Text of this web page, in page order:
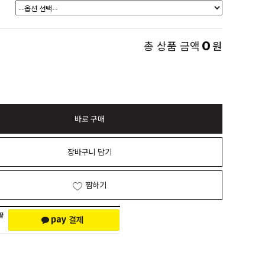
총 상품 금액 0원
바로 구매
장바구니 담기
찜하기